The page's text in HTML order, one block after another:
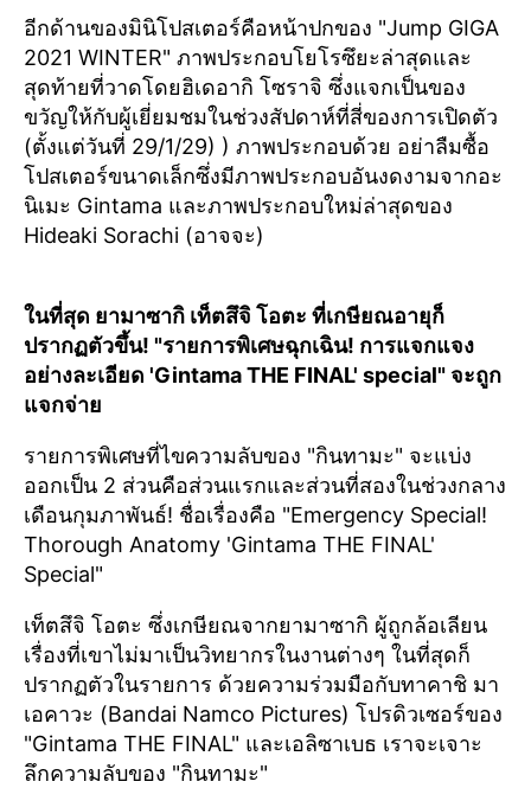
อีกด้านของมินิโปสเตอร์คือหน้าปกของ "Jump GIGA
2021 WINTER" ภาพประกอบโยโรซึยะล่าสุดและ
สุดท้ายที่วาดโดยฮิเดอากิ โซราจิ ซึ่งแจกเป็นของ
ขวัญให้กับผู้เยี่ยมชมในช่วงสัปดาห์ที่สี่ของการเปิดตัว
(ตั้งแต่วันที่ 29/1/29) ) ภาพประกอบด้วย อย่าลืมซื้อ
โปสเตอร์ขนาดเล็กซึ่งมีภาพประกอบอันงดงามจากอะ
นิเมะ Gintama และภาพประกอบใหม่ล่าสุดของ
Hideaki Sorachi (อาจจะ)
ในที่สุด ยามาซากิ เท็ตสึจิ โอตะ ที่เกษียณอายุก็
ปรากฏตัวขึ้น! "รายการพิเศษฉุกเฉิน! การแจกแจง
อย่างละเอียด 'Gintama THE FINAL' special" จะถูก
แจกจ่าย
รายการพิเศษที่ไขความลับของ "กินทามะ" จะแบ่ง
ออกเป็น 2 ส่วนคือส่วนแรกและส่วนที่สองในช่วงกลาง
เดือนกุมภาพันธ์! ชื่อเรื่องคือ "Emergency Special!
Thorough Anatomy 'Gintama THE FINAL'
Special"
เท็ตสึจิ โอตะ ซึ่งเกษียณจากยามาซากิ ผู้ถูกล้อเลียน
เรื่องที่เขาไม่มาเป็นวิทยากรในงานต่างๆ ในที่สุดก็
ปรากฏตัวในรายการ ด้วยความร่วมมือกับทาคาชิ มา
เอคาวะ (Bandai Namco Pictures) โปรดิวเซอร์ของ
"Gintama THE FINAL" และเอลิซาเบธ เราจะเจาะ
ลึกความลับของ "กินทามะ"